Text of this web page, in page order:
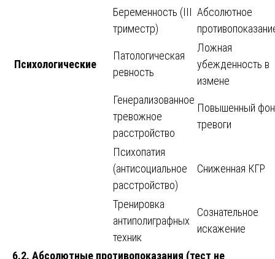
Беременность (III
триместр)
Абсолютное
Психологические
Патологическая
ревность
Ложная
убежденность в
измене
Генерализованное
тревожное
расстройство
Повышенный фон
тревоги
Психопатия
(антисоциальное
расстройство)
Сниженная КГР
Тренировка
антиполиграфных
техник
Сознательное
искажение
6.2. Абсолютные противопоказания (тест не